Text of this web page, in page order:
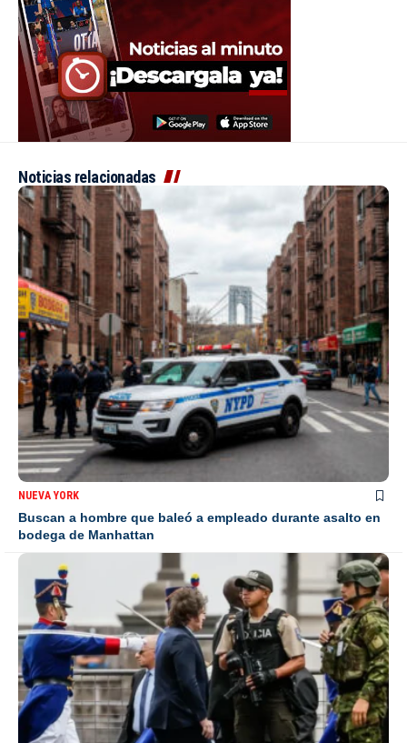
Noticias relacionadas
NUEVA YORK
Buscan a hombre que baleó a empleado durante asalto en
bodega de Manhattan